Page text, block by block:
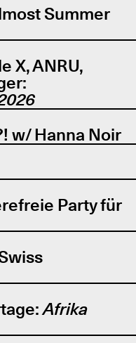
Summer
X, ANRU,
w/ Hanna Noir
Party für
Afrika